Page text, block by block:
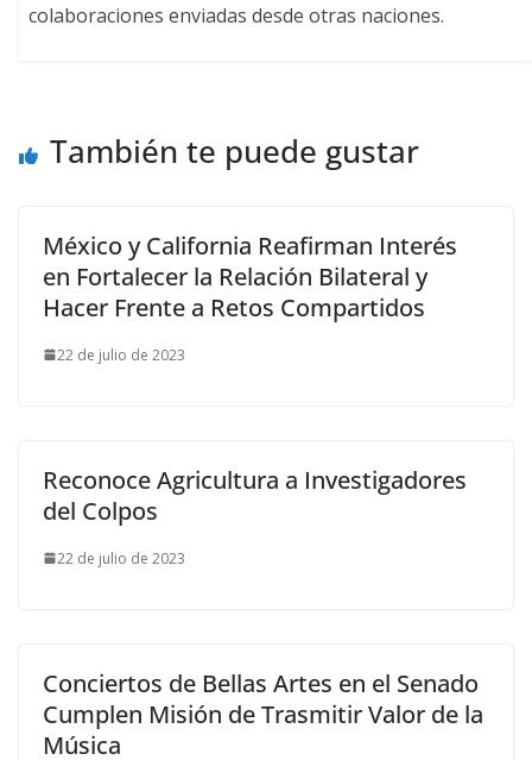
colaboraciones enviadas desde otras naciones.
También te puede gustar
México y California Reafirman Interés
en Fortalecer la Relación Bilateral y
Hacer Frente a Retos Compartidos
22 de julio de 2023
Reconoce Agricultura a Investigadores
del Colpos
22 de julio de 2023
Conciertos de Bellas Artes en el Senado
Cumplen Misión de Trasmitir Valor de la
Música